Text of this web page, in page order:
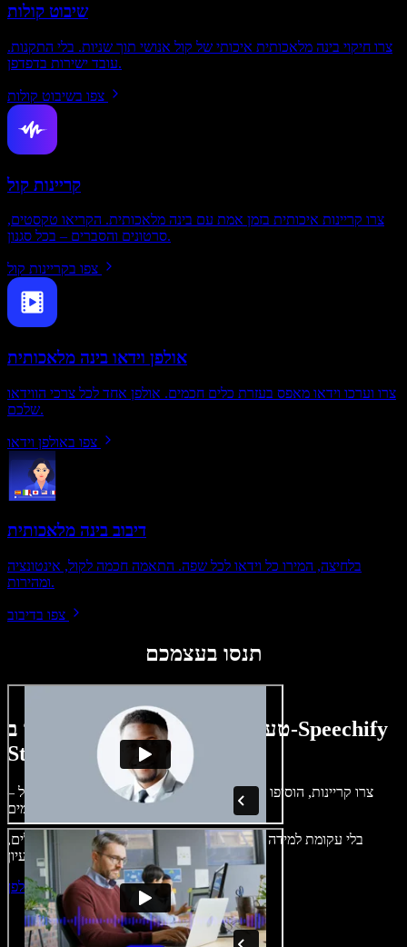
שיבוט קולות
צרו חיקוי בינה מלאכותית איכותי של קול אנושי תוך שניות. בלי התקנות.
עובד ישירות בדפדפן.
צפו בשיבוט קולות
קריינות קול
צרו קריינות איכותית בזמן אמת עם בינה מלאכותית. הקריאו טקסטים,
סרטונים והסברים – בכל סגנון.
צפו בקריינות קול
אולפן וידאו בינה מלאכותית
צרו וערכו וידאו מאפס בעזרת כלים חכמים. אולפן אחד לכל צרכי הווידאו
שלכם.
צפו באולפן וידאו
דיבוב בינה מלאכותית
בלחיצה, המירו כל וידאו לכל שפה. התאמה חכמה לקול, אינטונציה
ומהירות.
צפו בדיבוב
תנסו בעצמכם
טעימה קטנה ממה שתוכלו ליצור ב-Speechify
Studio.
צרו קריינות, הוסיפו תמונות ללא זכויות, אודיו, סרטונים ושיבוט קול –
בלי עקומת למידה – הכול זמין בדפדפן. יוצרי תוכן כבר לא מוגבלים,
התחילו ליצור באולפן